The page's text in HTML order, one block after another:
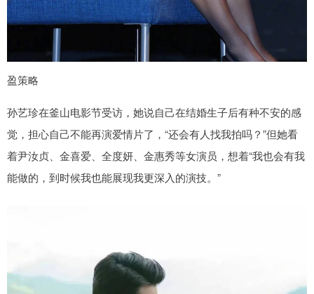
盈策略
孙艺珍在釜山电影节受访，她说自己在结婚生子后有种不安的感
觉，担心自己不能再演爱情片了，“还会有人找我拍吗？”但她看
着尹汝贞、金喜爱、全度妍、金惠秀等女演员，想着“我也会有我
能做的，到时候我也能展现我更深入的演技。”